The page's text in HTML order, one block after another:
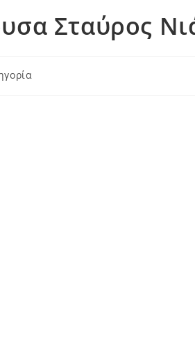
Σταύρος